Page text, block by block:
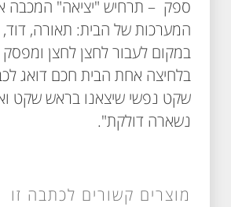
ספק – תרחיש "יציאה" המכבה
המערכות של הבית: תאורה, דוד,
במקום לעבור לחצן לחצן
בלחיצה אחת הבית חכם דואג
שקט נפשי שיצאנו בראש שקט
נשארה דולקת".
מוצרים קשורים לכתבה זו